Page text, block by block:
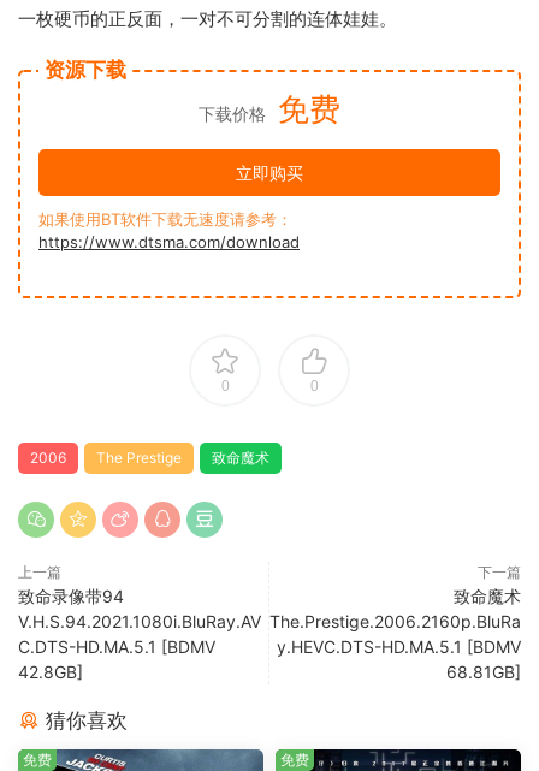
一枚硬币的正反面，一对不可分割的连体娃娃。
资源下载
下载价格 免费
立即购买
如果使用BT软件下载无速度请参考：
https://www.dtsma.com/download
0 0
2006 The Prestige 致命魔术
上一篇
致命录像带94
V.H.S.94.2021.1080i.BluRay.AV
C.DTS-HD.MA.5.1 [BDMV
42.8GB]
下一篇
致命魔术
The.Prestige.2006.2160p.BluRa
y.HEVC.DTS-HD.MA.5.1 [BDMV
68.81GB]
猜你喜欢
免费 免费